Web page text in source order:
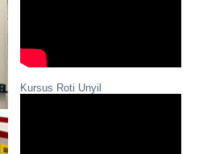
Kursus Roti Unyil